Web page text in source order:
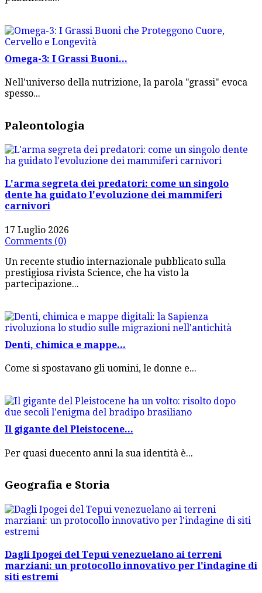
Omega-3: I Grassi Buoni...
Nell'universo della nutrizione, la parola "grassi" evoca
spesso...
Paleontologia
L'arma segreta dei predatori: come un singolo
dente ha guidato l'evoluzione dei mammiferi
carnivori
17 Luglio 2026
Comments (0)
Un recente studio internazionale pubblicato sulla
prestigiosa rivista Science, che ha visto la
partecipazione...
Denti, chimica e mappe...
Come si spostavano gli uomini, le donne e...
Il gigante del Pleistocene...
Per quasi duecento anni la sua identità è...
Geografia e Storia
Dagli Ipogei del Tepui venezuelano ai terreni
marziani: un protocollo innovativo per l'indagine di
siti estremi